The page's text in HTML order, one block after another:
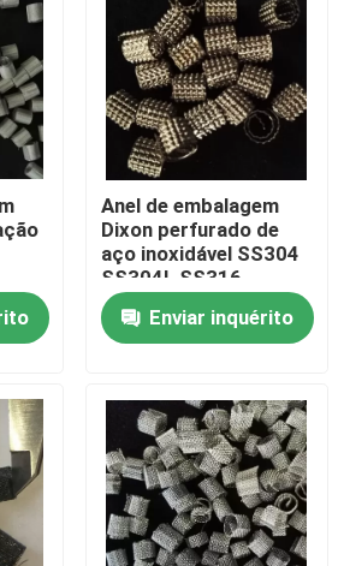
molecular
Anel de embalagem
Dixon perfurado de
aço inoxidável SS304
SS304L SS316
SS316L
Enviar inquérito